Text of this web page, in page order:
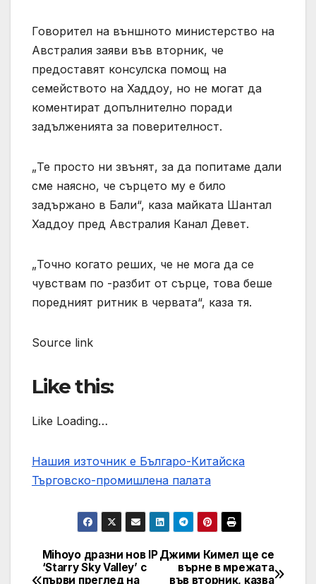
Говорител на външното министерство на
Австралия заяви във вторник, че
предоставят консулска помощ на
семейството на Хаддоу, но не могат да
коментират допълнително поради
задълженията за поверителност.
„Те просто ни звънят, за да попитаме дали
сме наясно, че сърцето му е било
задържано в Бали“, каза майката Шантал
Хаддоу пред Австралия Канал Девет.
„Точно когато реших, че не мога да се
чувствам по -разбит от сърце, това беше
поредният ритник в червата“, каза тя.
Source link
Like this:
Like Loading…
Нашия източник е Българо-Китайска
Търговско-промишлена палaта
Post
Джими Кимел ще се
върне в мрежата
във вторник, казва
Mihoyo дразни нов IP
‘Starry Sky Valley’ с
първи преглед на